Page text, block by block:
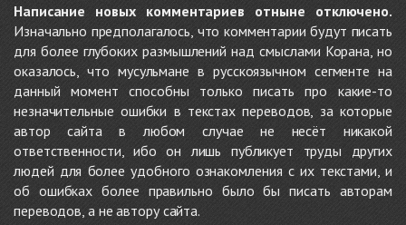
Написание новых комментариев отныне отключено.
Изначально предполагалось, что комментарии будут писать
для более глубоких размышлений над смыслами Корана, но
оказалось, что мусульмане в русскоязычном сегменте на
данный момент способны только писать про какие-то
незначительные ошибки в текстах переводов, за которые
автор сайта в любом случае не несёт никакой
ответственности, ибо он лишь публикует труды других
людей для более удобного ознакомления с их текстами, и
об ошибках более правильно было бы писать авторам
переводов, а не автору сайта.